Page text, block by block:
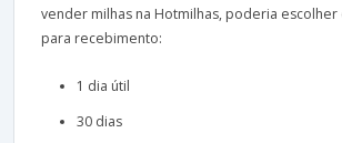
vender milhas na Hotmilhas, poderia
para recebimento:
1 dia útil
30 dias